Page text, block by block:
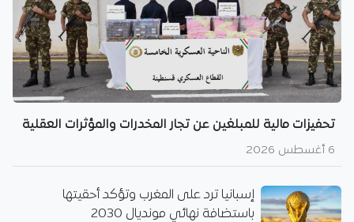
تحفيزات مالية للمبلغين عن تجار المخدرات والمؤثرات العقلية
6 أغسطس 2026
إسبانيا ترد على المغرب وتؤكد أحقيتها
باستضافة نهائي مونديال 2030